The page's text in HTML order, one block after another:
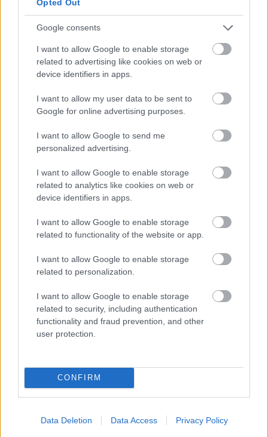
Opted Out
Google consents
I want to allow Google to enable storage
related to advertising like cookies on web or
device identifiers in apps.
I want to allow my user data to be sent to
Google for online advertising purposes.
I want to allow Google to send me
personalized advertising.
I want to allow Google to enable storage
related to analytics like cookies on web or
device identifiers in apps.
I want to allow Google to enable storage
related to functionality of the website or app.
I want to allow Google to enable storage
related to personalization.
I want to allow Google to enable storage
related to security, including authentication
functionality and fraud prevention, and other
user protection.
CONFIRM
Data Deletion Data Access Privacy Policy
έως 600 ευρώ - Ποια ΑΦΜ παίρνουν
σειρά σήμερα
ΟΠΕΚΑ: Μηνιαίο επίδομα έως 210
ευρώ - Πώς θα τα πάρετε
ΔΥΠΑ: Ειδικό βοήθημα ανεργίας 565
απαιτούνται
Φωτιά Πυρκαγιά
Κοινωνία